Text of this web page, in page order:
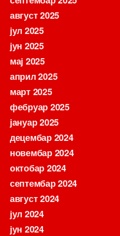
август 2025
јул 2025
јун 2025
мај 2025
април 2025
март 2025
фебруар 2025
јануар 2025
децембар 2024
новембар 2024
октобар 2024
септембар 2024
август 2024
јул 2024
јун 2024